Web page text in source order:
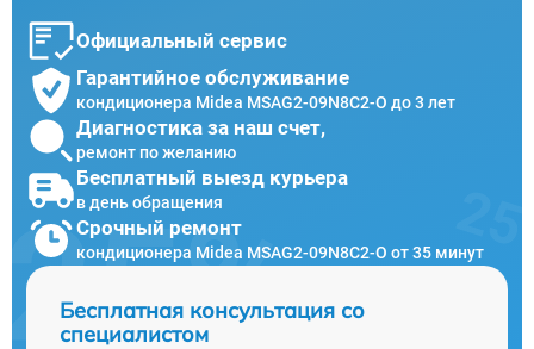
Официальный сервис
Гарантийное обслуживание
кондиционера Midea MSAG2-09N8C2-O до 3 лет
Диагностика за наш счет,
ремонт по желанию
Бесплатный выезд курьера
в день обращения
Срочный ремонт
кондиционера Midea MSAG2-09N8C2-O от 35 минут
Бесплатная консультация со
специалистом